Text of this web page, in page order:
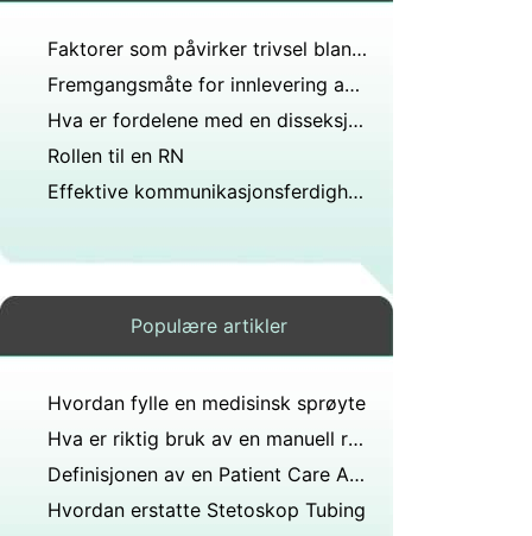
Faktorer som påvirker trivsel blant ansatte sykepleiere
Fremgangsmåte for innlevering av Disability
Hva er fordelene med en disseksjonsmikroskop
Rollen til en RN
Effektive kommunikasjonsferdigheter for Health Professionals
Populære artikler
Hvordan fylle en medisinsk sprøyte
Hva er riktig bruk av en manuell rullestol
Definisjonen av en Patient Care Assistant
Hvordan erstatte Stetoskop Tubing